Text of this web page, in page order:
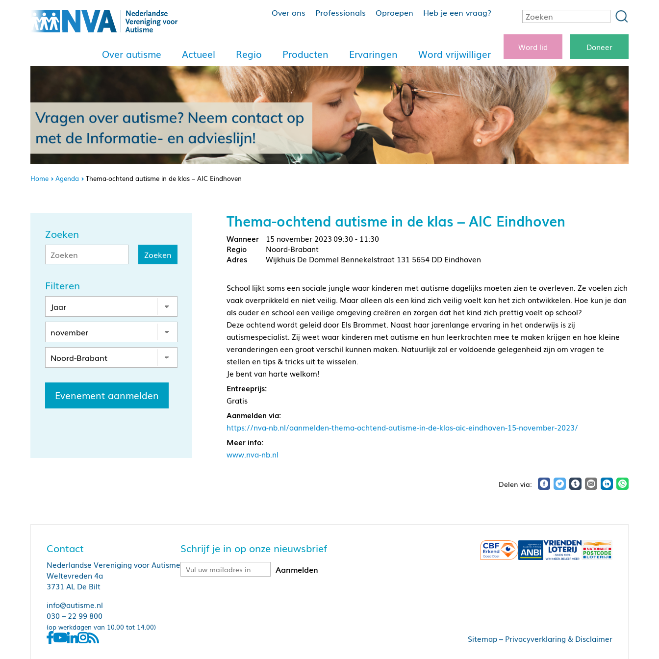
Over ons Professionals Oproepen Heb je een vraag?
Over autisme Actueel Regio Producten Ervaringen Word vrijwilliger
Word lid Doneer
Home Agenda Thema-ochtend autisme in de klas – AIC Eindhoven
Zoeken
Filteren
Evenement aanmelden
Thema-ochtend autisme in de klas – AIC Eindhoven
15 november 2023 09:30 - 11:30
Noord-Brabant
Wijkhuis De Dommel Bennekelstraat 131 5654 DD Eindhoven
School lijkt soms een sociale jungle waar kinderen met autisme dagelijks moeten zien te overleven. Ze voelen zich
vaak overprikkeld en niet veilig. Maar alleen als een kind zich veilig voelt kan het zich ontwikkelen. Hoe kun je dan
als ouder en school een veilige omgeving creëren en zorgen dat het kind zich prettig voelt op school?
Deze ochtend wordt geleid door Els Brommet. Naast haar jarenlange ervaring in het onderwijs is zij
autismespecialist. Zij weet waar kinderen met autisme en hun leerkrachten mee te maken krijgen en hoe kleine
veranderingen een groot verschil kunnen maken. Natuurlijk zal er voldoende gelegenheid zijn om vragen te
stellen en tips & tricks uit te wisselen.
Je bent van harte welkom!
Entreeprijs:
Gratis
Aanmelden via:
https://nva-nb.nl/aanmelden-thema-ochtend-autisme-in-de-klas-aic-eindhoven-15-november-2023/
Meer info:
www.nva-nb.nl
Contact
Nederlandse Vereniging voor Autisme
Weltevreden 4a
3731 AL De Bilt
info@autisme.nl
030 – 22 99 800
(op werkdagen van 10.00 tot 14.00)
Schrijf je in op onze nieuwsbrief
Sitemap– Privacyverklaring & Disclaimer